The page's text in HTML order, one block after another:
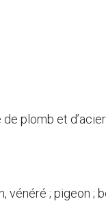
plomb et
; pigeon ;